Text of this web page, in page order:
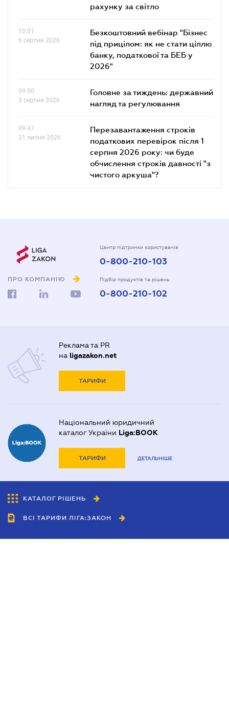
рахунку за світло
10.01
6 серпня 2026
Безкоштовний вебінар "Бізнес
під прицілом: як не стати ціллю
банку, податкової та БЕБ у
2026"
09.00
3 серпня 2026
Головне за тиждень: державний
нагляд та регулювання
09.47
31 липня 2026
Перезавантаження строків
податкових перевірок після 1
серпня 2026 року: чи буде
обчислення строків давності "з
чистого аркуша"?
ПРО КОМПАНІЮ
Центр підтримки користувачів
0-800-210-103
Підбір продуктів та рішень
0-800-210-102
Реклама та PR
на ligazakon.net
ТАРИФИ
Національний юридичний
каталог України Liga:BOOK
ТАРИФИ ДЕТАЛЬНІШЕ
КАТАЛОГ РІШЕНЬ
ВСІ ТАРИФИ ЛІГА:ЗАКОН